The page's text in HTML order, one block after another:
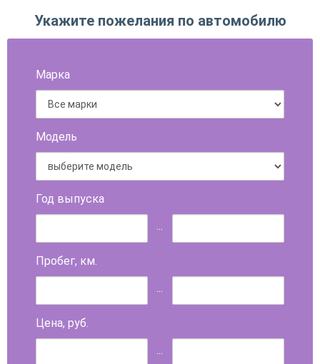
Укажите пожелания по автомобилю
Марка
Модель
Год выпуска
...
Пробег, км.
...
Цена, руб.
...